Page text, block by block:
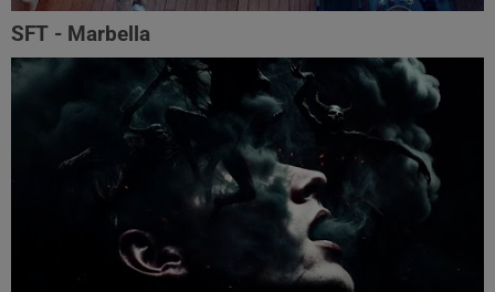
SFT - Marbella